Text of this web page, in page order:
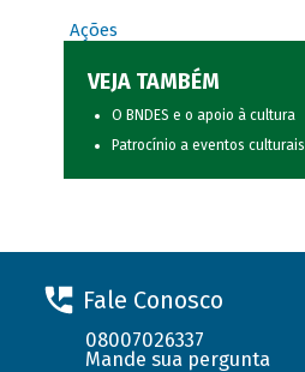
Ações
VEJA TAMBÉM
O BNDES e o apoio à cultura
Patrocínio a eventos culturais
Fale Conosco
08007026337
Mande sua pergunta